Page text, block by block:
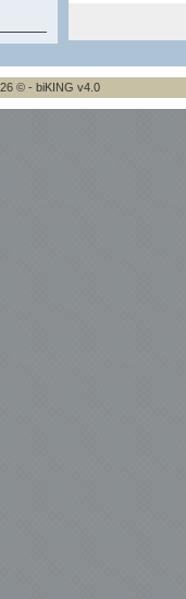
© - biKING v4.0